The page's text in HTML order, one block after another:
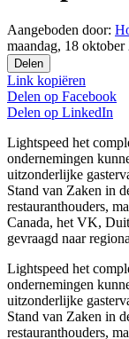
Aangeboden door:
maandag, 18 oktober
Delen
Link kopiëren
Delen op Facebook
Delen op LinkedIn
Lightspeed het
ondernemingen
uitzonderlijke
Stand van Zaken in
restauranthouders,
Canada, het VK,
gevraagd naar
Lightspeed het
ondernemingen
uitzonderlijke
Stand van Zaken in
restauranthouders,